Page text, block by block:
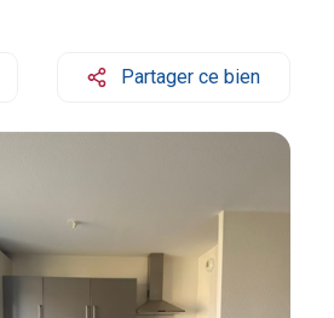
Partager ce bien